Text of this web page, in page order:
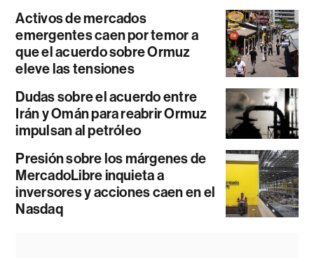
Activos de mercados
emergentes caen por temor a
que el acuerdo sobre Ormuz
eleve las tensiones
Dudas sobre el acuerdo entre
Irán y Omán para reabrir Ormuz
impulsan al petróleo
Presión sobre los márgenes de
MercadoLibre inquieta a
inversores y acciones caen en el
Nasdaq